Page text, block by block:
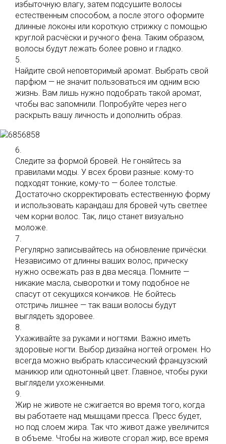
избыточную влагу, затем подсушите волосы
естественным способом, а после этого оформите
длинные локоны или короткую стрижку с помощью
круглой расчёски и ручного фена. Таким образом,
волосы будут лежать более ровно и гладко.
5.
Найдите свой неповторимый аромат. Выбрать свой
парфюм — не значит пользоваться им одним всю
жизнь. Вам лишь нужно подобрать такой аромат,
чтобы вас запомнили. Попробуйте через него
раскрыть вашу личность и дополнить образ.
6.
Следите за формой бровей. Не гоняйтесь за
правилами моды. У всех брови разные: кому-то
подходят тонкие, кому-то — более толстые.
Достаточно скорректировать естественную форму
и использовать карандаш для бровей чуть светлее
чем корни волос. Так, лицо станет визуально
моложе.
7.
Регулярно записывайтесь на обновление причёски.
Независимо от длинны ваших волос, прическу
нужно освежать раз в два месяца. Помните —
никакие масла, сыворотки и тому подобное не
спасут от секущихся кончиков. Не бойтесь
отстричь лишнее — так ваши волосы будут
выглядеть здоровее.
8.
Ухаживайте за руками и ногтями. Важно иметь
здоровые ногти. Выбор дизайна ногтей огромен. Но
всегда можно выбрать классический французский
маникюр или однотонный цвет. Главное, чтобы руки
выглядели ухоженными.
9.
Жир не животе не сжигается во время того, когда
вы работаете над мышцами пресса. Пресс будет,
но под слоем жира. Так что живот даже увеличится
в объеме. Чтобы на животе сгорал жир, все время